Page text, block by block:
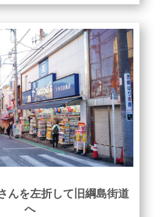
んを左折して旧綱島街道
へ